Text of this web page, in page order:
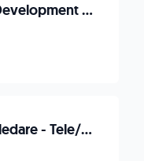
Business Development Manager Pumps
Uppdragsledare - Tele/Säkerhet